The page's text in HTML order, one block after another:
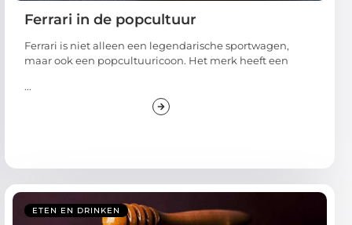
Ferrari in de popcultuur
Ferrari is niet alleen een legendarische sportwagen,
maar ook een popcultuuricoon. Het merk heeft een
ETEN EN DRINKEN